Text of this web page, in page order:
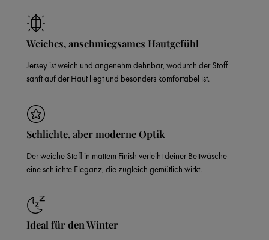
Weiches, anschmiegsames Hautgefühl
Jersey ist weich und angenehm dehnbar, wodurch der Stoff
sanft auf der Haut liegt und besonders komfortabel ist.
Schlichte, aber moderne Optik
Der weiche Stoff in mattem Finish verleiht deiner Bettwäsche
eine schlichte Eleganz, die zugleich gemütlich wirkt.
Ideal für den Winter